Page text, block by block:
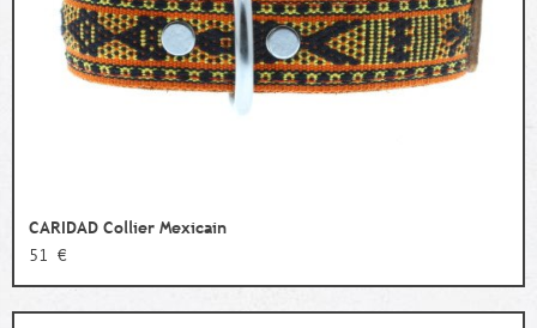
CARIDAD Collier Mexicain
51 €